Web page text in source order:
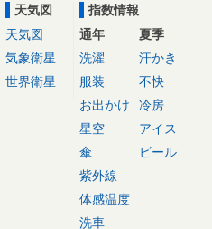
天気図
天気図
気象衛星
世界衛星
指数情報
通年
洗濯
服装
お出かけ
星空
傘
紫外線
体感温度
洗車
夏季
汗かき
不快
冷房
アイス
ビール